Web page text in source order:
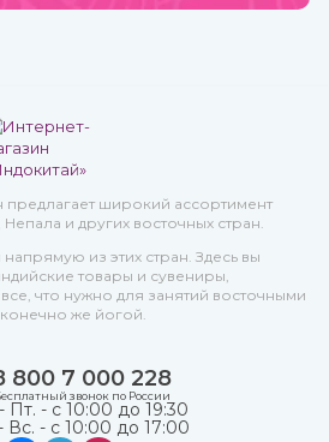
предлагает широкий ассортимент
и других восточных стран.
из этих стран. Здесь вы
товары и сувениры,
что нужно для занятий восточными
же йогой.
800 7 000 228
звонок по России
Пт. - с 10:00 до 19:30
Вс. - с 10:00 до 17:00